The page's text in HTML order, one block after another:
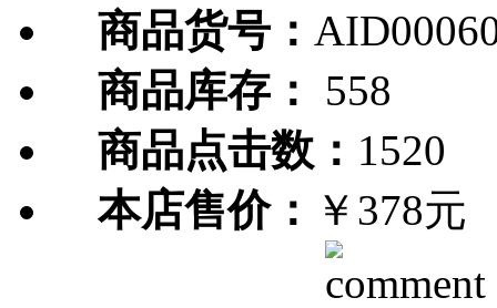
商品货号：
商品库存：
558
商品点击数： 1520
本店售价： ￥378元